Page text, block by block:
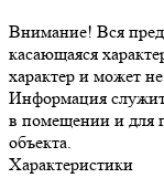
Внимание! Вся
касающаяся
характер и может
Информация
в помещении и для
объекта.
Характеристики